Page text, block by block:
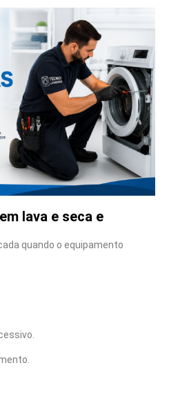
lava e seca e
quando o equipamento